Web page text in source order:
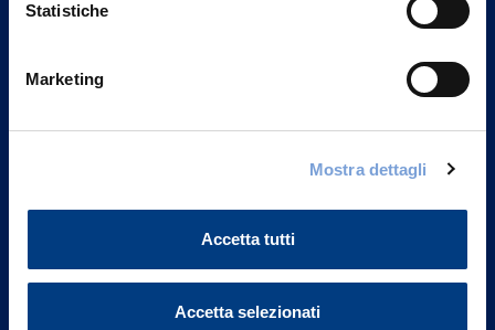
Statistiche
Marketing
Mostra dettagli
Accetta tutti
Accetta selezionati
Vittoria Assicurazioni S.p.A.
Part. IVA 01329510158